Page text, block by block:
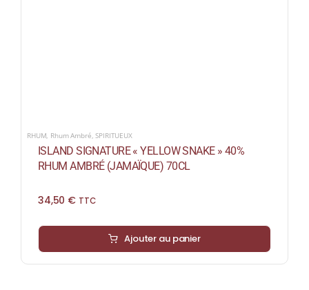
RHUM Rhum Ambré ,SPIRITUEUX
ISLAND SIGNATURE « YELLOW SNAKE » 40%
RHUM AMBRÉ (JAMAÏQUE) 70CL
34,50 € TTC
Ajouter au panier